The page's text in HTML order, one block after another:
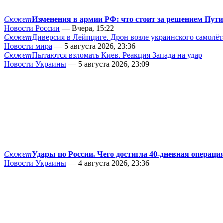
СюжетИзменения в армии РФ: что стоит за решением
Новости России — Вчера, 15:22
СюжетДиверсия в Лейпциге. Дрон возле украинского
Новости мира — 5 августа 2026, 23:36
СюжетПытаются взломать Киев. Реакция Запада на удар
Новости Украины — 5 августа 2026, 23:09
СюжетУдары по России. Чего достигла 40-дневная
Новости Украины — 4 августа 2026, 23:36